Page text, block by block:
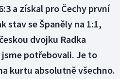
a získal pro Čechy první
stav se Španěly na 1:1,
dvojku Radka
potřebovali. Je to
kurtu absolutně všechno.